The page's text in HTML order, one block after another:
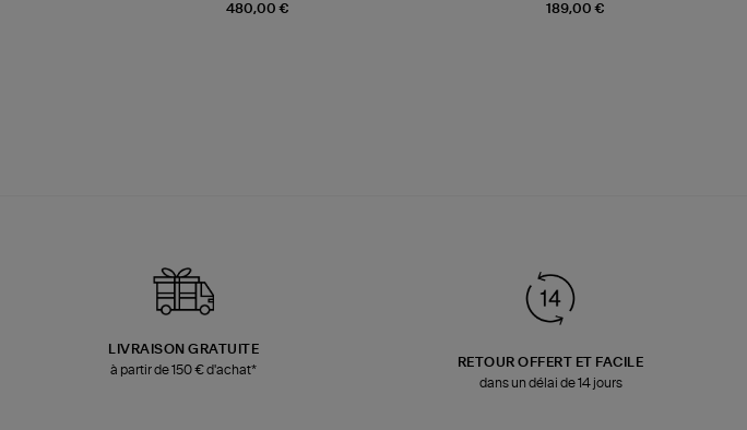
480,00 €
189,00 €
LIVRAISON GRATUITE
à partir de 150 € d'achat*
RETOUR OFFERT ET FACILE
dans un délai de 14 jours